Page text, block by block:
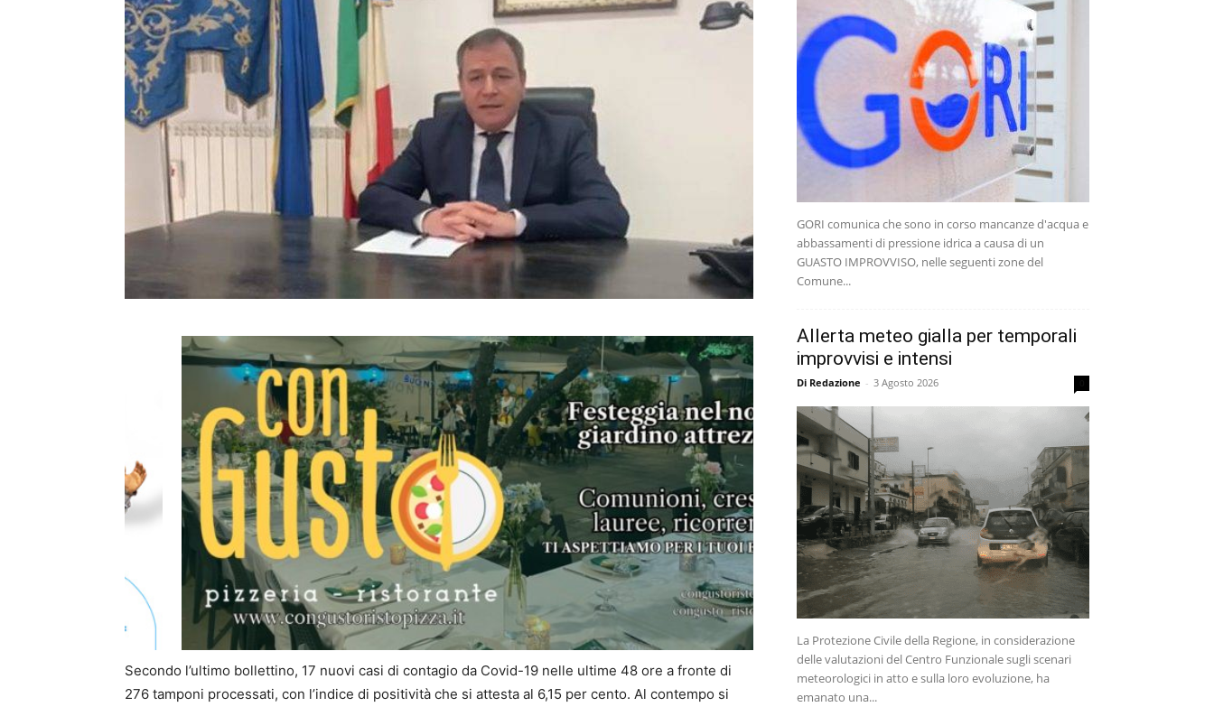
Secondo l’ultimo bollettino, 17 nuovi casi di contagio da Covid-19 nelle ultime 48 ore a fronte di
276 tamponi processati, con l’indice di positività che si attesta al 6,15 per cento. Al contempo si
GORI comunica che sono in corso mancanze d'acqua e
abbassamenti di pressione idrica a causa di un
GUASTO IMPROVVISO, nelle seguenti zone del
Comune...
Allerta meteo gialla per temporali
improvvisi e intensi
Di Redazione - 3 Agosto 2026
La Protezione Civile della Regione, in considerazione
delle valutazioni del Centro Funzionale sugli scenari
meteorologici in atto e sulla loro evoluzione, ha
emanato una...